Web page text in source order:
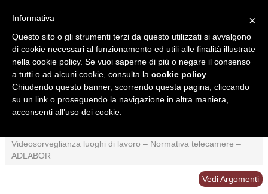
Ricerca in:
Sezione corrente
Tutto il sito
Videosorveglianza luoghi di lavoro – Normativa telecamere –
ADLABOR
Vedi Argomenti
×
Informativa
Questo sito o gli strumenti terzi da questo utilizzati si avvalgono
di cookie necessari al funzionamento ed utili alle finalità illustrate
nella cookie policy. Se vuoi saperne di più o negare il consenso
a tutti o ad alcuni cookie, consulta la cookie policy
Chiudendo questo banner, scorrendo questa pagina, cliccando
su un link o proseguendo la navigazione in altra maniera,
acconsenti all’uso dei cookie.